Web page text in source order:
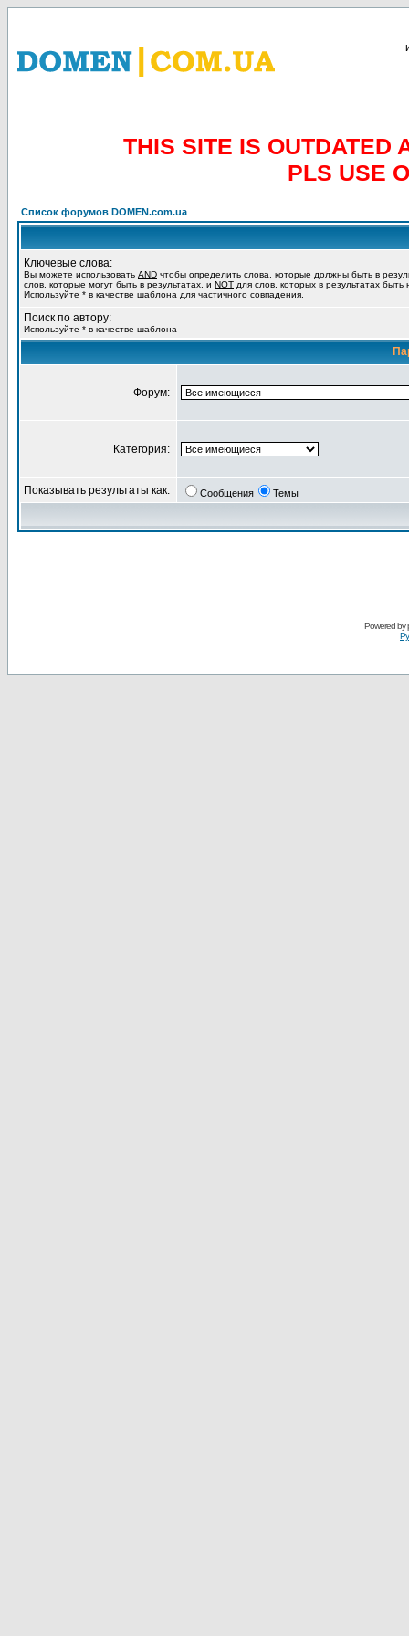
THIS SITE IS OUTDATED
PLS USE
Список форумов DOMEN.com.ua
Ключевые слова:
Вы можете использовать AND чтобы определить слова, которые должны быть в
слов, которые могут быть в результатах, и NOT для слов, которых в результатах
Используйте * в качестве шаблона для частичного совпадения.
Поиск по автору:
Используйте * в качестве шаблона
Форум:
Категория:
Показывать результаты как: Сообщения Темы
Powered by